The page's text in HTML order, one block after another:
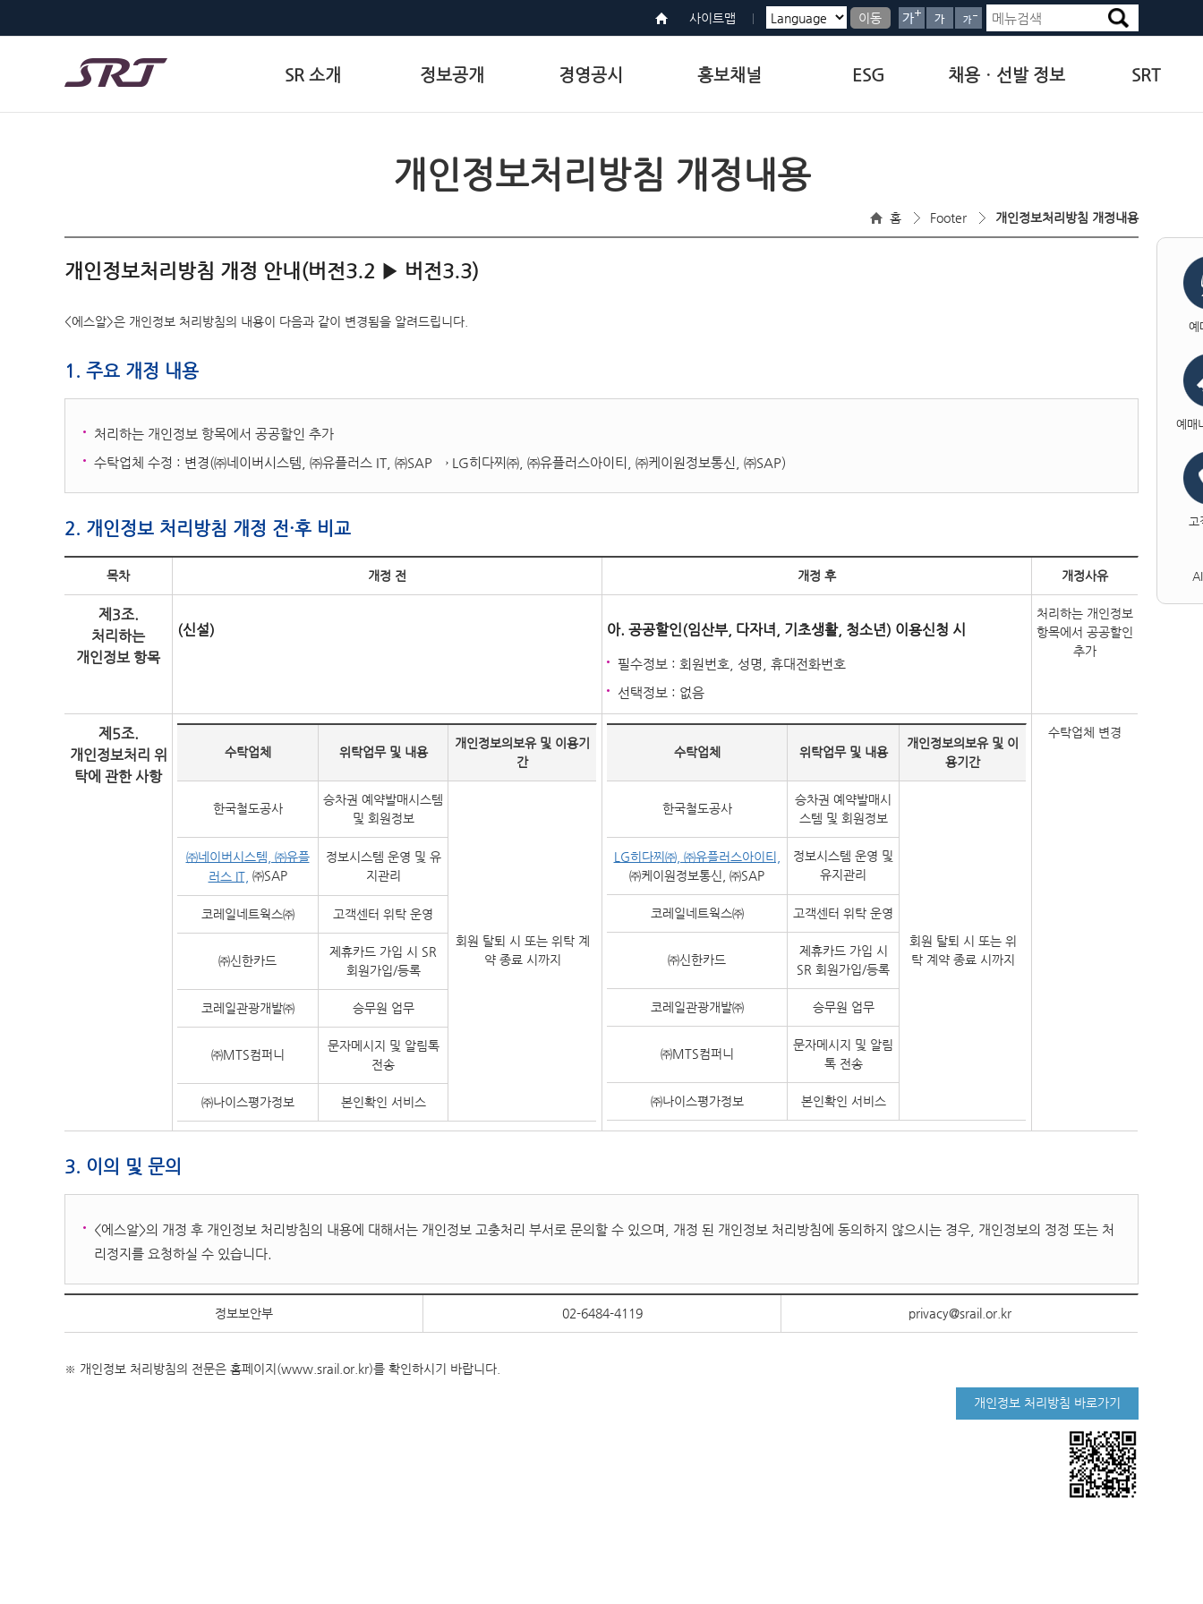
사이트맵 이동
SR 소개 정보공개 경영공시 홍보채널 ESG 채용ㆍ선발 정보 SRT
개인정보처리방침 개정내용
홈 Footer 개인정보처리방침 개정내용
개인정보처리방침 개정 안내(버전3.2 ▶ 버전3.3)
<에스알>은 개인정보 처리방침의 내용이 다음과 같이 변경됨을 알려드립니다.
1. 주요 개정 내용
처리하는 개인정보 항목에서 공공할인 추가
수탁업체 수정 : 변경(㈜네이버시스템, ㈜유플러스 IT, ㈜SAP → LG히다찌㈜, ㈜유플러스아이티, ㈜케이원정보통신, ㈜SAP)
2. 개인정보 처리방침 개정 전·후 비교
목차 개정 전 개정 후 개정사유
제3조.
처리하는
개인정보 항목
(신설) 아. 공공할인(임산부, 다자녀, 기초생활, 청소년) 이용신청 시
필수정보 : 회원번호, 성명, 휴대전화번호
선택정보 : 없음
처리하는 개인정보
항목에서 공공할인
추가
제5조.
개인정보처리 위
탁에 관한 사항
수탁업체 위탁업무 및 내용
개인정보의보유 및 이용기
간
한국철도공사
승차권 예약발매시스템
및 회원정보
회원 탈퇴 시 또는 위탁 계
약 종료 시까지
㈜네이버시스템, ㈜유플
러스 IT, ㈜SAP
정보시스템 운영 및 유
지관리
코레일네트웍스㈜ 고객센터 위탁 운영
㈜신한카드
제휴카드 가입 시 SR
회원가입/등록
코레일관광개발㈜ 승무원 업무
㈜MTS컴퍼니
문자메시지 및 알림톡
전송
㈜나이스평가정보 본인확인 서비스
수탁업체 위탁업무 및 내용
개인정보의보유 및 이
용기간
한국철도공사
승차권 예약발매시
스템 및 회원정보
회원 탈퇴 시 또는 위
탁 계약 종료 시까지
LG히다찌㈜, ㈜유플러스아이티,
㈜케이원정보통신, ㈜SAP
정보시스템 운영 및
유지관리
코레일네트웍스㈜ 고객센터 위탁 운영
㈜신한카드
제휴카드 가입 시
SR 회원가입/등록
코레일관광개발㈜ 승무원 업무
㈜MTS컴퍼니
문자메시지 및 알림
톡 전송
㈜나이스평가정보 본인확인 서비스
수탁업체 변경
3. 이의 및 문의
<에스알>의 개정 후 개인정보 처리방침의 내용에 대해서는 개인정보 고충처리 부서로 문의할 수 있으며, 개정 된 개인정보 처리방침에 동의하지 않으시는 경우, 개인정보의 정정 또는 처
리정지를 요청하실 수 있습니다.
정보보안부 02-6484-4119 privacy@srail.or.kr
※ 개인정보 처리방침의 전문은 홈페이지(www.srail.or.kr)를 확인하시기 바랍니다.
개인정보 처리방침 바로가기
예
예매
고